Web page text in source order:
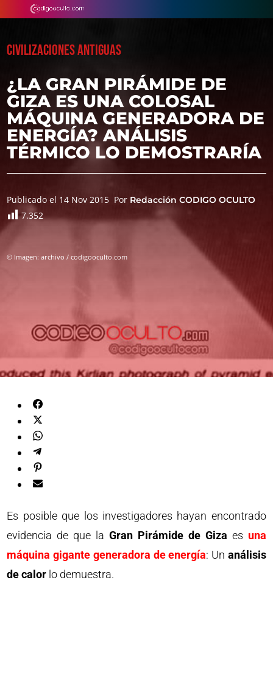
CIVILIZACIONES ANTIGUAS
¿LA GRAN PIRÁMIDE DE
GIZA ES UNA COLOSAL
MÁQUINA GENERADORA DE
ENERGÍA? ANÁLISIS
TÉRMICO LO DEMOSTRARÍA
Publicado el 14 Nov 2015 Por Redacción CODIGO OCULTO
7.352
© Imagen: archivo / codigooculto.com
Es posible que los investigadores hayan encontrado
evidencia de que laGran Pirámide de Giza es una
máquina gigante generadora de energía: Un análisis
de calor lo demuestra.